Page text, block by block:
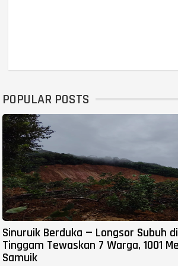
POPULAR POSTS
Sinuruik Berduka — Longsor Subuh
Tinggam Tewaskan 7 Warga, 1001
Samuik